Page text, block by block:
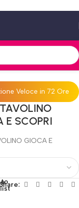
Veloce in 72 Ore
E SCOPRI
GIOCA E
to